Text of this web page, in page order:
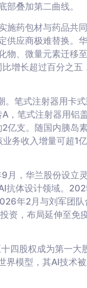
叠加第二曲线。
施药包材与药品共
供应商极难替换。
物、微量元素迁移
增长超过百分之
笔式注射器用卡
，笔式注射器用铝
支。随国内胰岛
务收入增量可超1
月，华兰股份设立
抗体设计领域。
年2月与刘军团
资，布局延伸至免
四股权成为第一大
界模型，其AI技术